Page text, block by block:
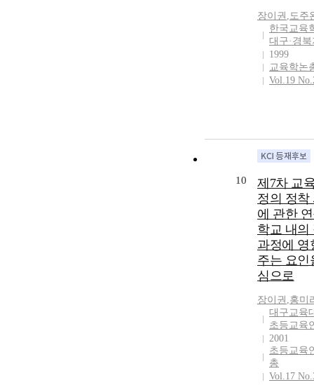
장이권 ,도주
한국교육
대구·경
1999
교육학논
Vol.19
10
제7차 교
정의 정착
에 관한
학교 내의
과정에 영
주는 요인
심으로
장이권 ,홍미
대구교육
초등교육
2001
초등교육
총
Vol.17